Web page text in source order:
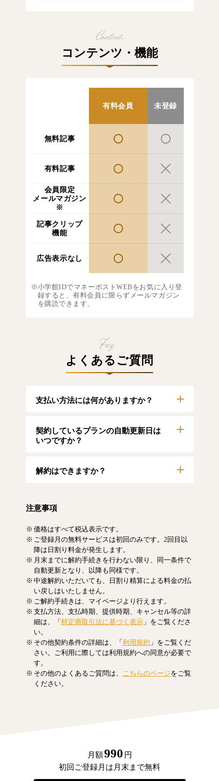
コンテンツ・機能
有料会員 未登録
無料記事
有料記事
会員限定
メールマガジン
※
記事クリップ
機能
広告表示なし
小学館IDでマネーポストWEBをお気に入り登
録すると、有料会員に限らずメールマガジン
を購読できます。
よくあるご質問
支払い方法には何がありますか？
す。
【クレジットカード】
契約しているプランの自動更新日は
いつですか？
ンのご利用期間は、マイページにてご確認い
解約はできますか？
事をお読みいただけます。なお、日割り清算
注意事項
価格はすべて税込表示です。
ご登録月の無料サービスは初回のみです。2回目以
降は日割り料金が発生します。
月末までに解約手続きを行わない限り、同一条件で
自動更新となり、以降も同様です。
中途解約いただいても、日割り精算による料金の払
い戻しはいたしません。
ご解約手続きは、マイページより行えます。
支払方法、支払時期、提供時期、キャンセル等の詳
細は、「特定商取引法に基づく表示」をご覧くださ
い。
その他契約条件の詳細は、「利用規約 」をご覧くだ
さい。ご利用に際しては利用規約への同意が必要で
す。
その他のよくあるご質問は、
こちらのページをご覧
ください。
月額990 円
初回ご登録月は月末まで無料